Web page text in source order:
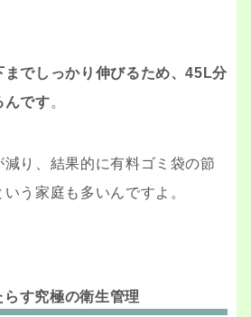
までしっかり伸びるため、45L分
んです。
減り、結果的に有料ゴミ袋の節
う家庭も多いんですよ。
らす究極の衛生管理